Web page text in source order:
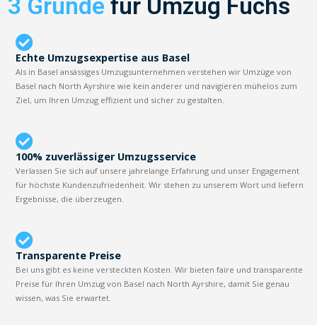
3 Gründe für Umzug Fuchs
Echte Umzugsexpertise aus Basel
Als in Basel ansässiges Umzugsunternehmen verstehen wir Umzüge von
Basel nach North Ayrshire wie kein anderer und navigieren mühelos zum
Ziel, um Ihren Umzug effizient und sicher zu gestalten.
100% zuverlässiger Umzugsservice
Verlassen Sie sich auf unsere jahrelange Erfahrung und unser Engagement
für höchste Kundenzufriedenheit. Wir stehen zu unserem Wort und liefern
Ergebnisse, die überzeugen.
Transparente Preise
Bei uns gibt es keine versteckten Kosten. Wir bieten faire und transparente
Preise für Ihren Umzug von Basel nach North Ayrshire, damit Sie genau
wissen, was Sie erwartet.